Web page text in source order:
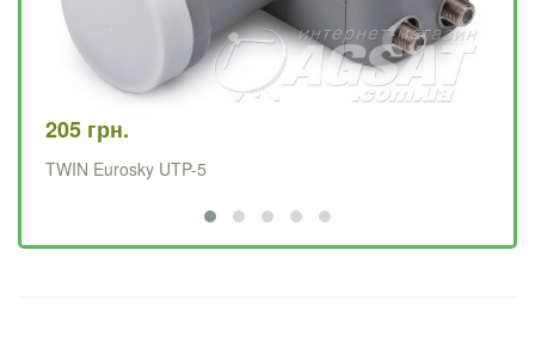
205 грн.
TWIN Eurosky UTP-5